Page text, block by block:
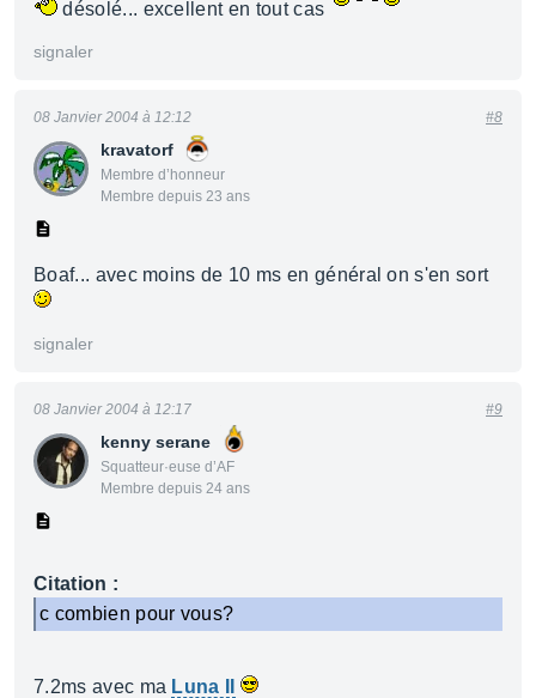
désolé... excellent en tout cas
signaler
kravatorf
Membre d’honneur
Membre depuis 23 ans
08 Janvier 2004 à 12:12 #8
Boaf... avec moins de 10 ms en général on s'en sort
signaler
kenny serane
Squatteur·euse d’AF
Membre depuis 24 ans
08 Janvier 2004 à 12:17 #9
Citation :
c combien pour vous?
7.2ms avec ma Luna II